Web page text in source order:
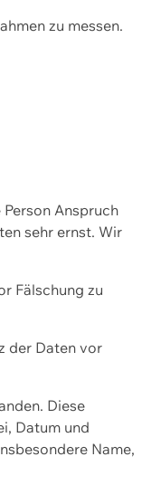
zu messen.
Anspruch
sehr ernst. Wir
Fälschung zu
der Daten vor
Diese
Datum und
Name,